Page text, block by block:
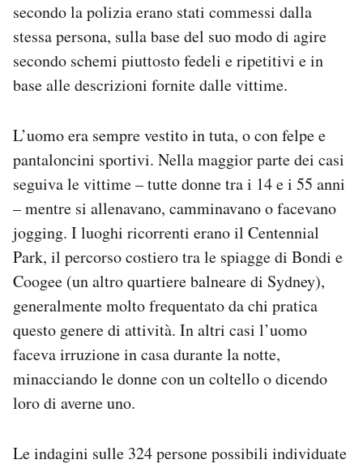
secondo la polizia erano stati commessi dalla
stessa persona, sulla base del suo modo di agire
secondo schemi piuttosto fedeli e ripetitivi e in
base alle descrizioni fornite dalle vittime.
L’uomo era sempre vestito in tuta, o con felpe e
pantaloncini sportivi. Nella maggior parte dei casi
seguiva le vittime – tutte donne tra i 14 e i 55 anni
– mentre si allenavano, camminavano o facevano
jogging. I luoghi ricorrenti erano il Centennial
Park, il percorso costiero tra le spiagge di Bondi e
Coogee (un altro quartiere balneare di Sydney),
generalmente molto frequentato da chi pratica
questo genere di attività. In altri casi l’uomo
faceva irruzione in casa durante la notte,
minacciando le donne con un coltello o dicendo
loro di averne uno.
Le indagini sulle 324 persone possibili individuate